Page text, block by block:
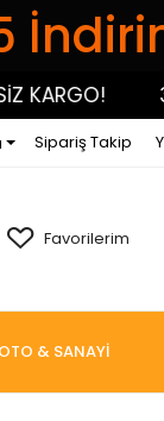
Sipariş Takip
Favorilerim
OTO & SANAYİ